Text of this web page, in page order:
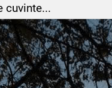
cuvinte...